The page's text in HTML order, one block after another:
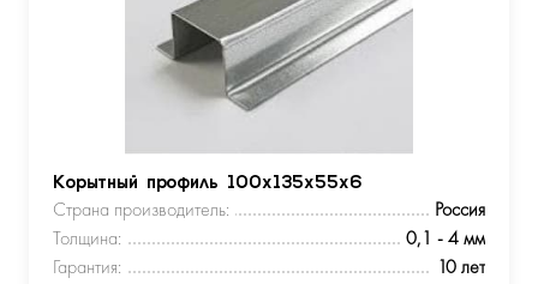
Корытный профиль 100х135х55х6
Страна производитель:
Россия
Толщина:
0,1 - 4 мм
Гарантия:
10 лет